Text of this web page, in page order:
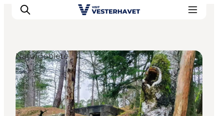
Events
Erlebnisse
Unsere Städte
Naturgebiete